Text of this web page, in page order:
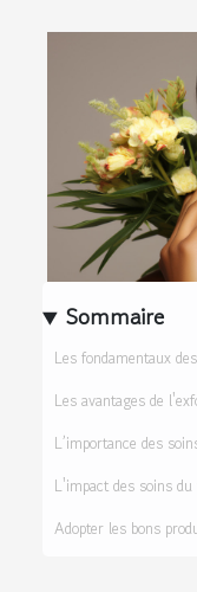
Sommaire
Les fondamentaux
Les avantages de
L’importance des
L'impact des soins
Adopter les bons